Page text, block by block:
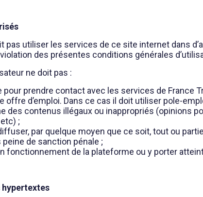
pas utiliser les services de ce site internet dans
des présentes conditions générales
ne doit pas :
prendre contact avec les services de France
offre d’emploi. Dans ce cas il doit utiliser pole-
des contenus illégaux ou inappropriés (opinions
;
par quelque moyen que ce soit, tout ou
peine de sanction pénale ;
fonctionnement de la plateforme ou y porter